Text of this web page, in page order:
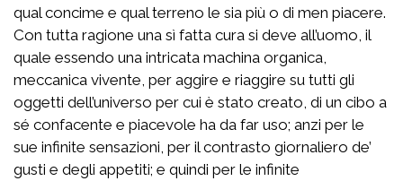
qual concime e qual terreno le sia più o di men piacere.
Con tutta ragione una sì fatta cura si deve all’uomo, il
quale essendo una intricata machina organica,
meccanica vivente, per aggire e riaggire su tutti gli
oggetti dell’universo per cui è stato creato, di un cibo a
sé confacente e piacevole ha da far uso; anzi per le
sue infinite sensazioni, per il contrasto giornaliero de’
gusti e degli appetiti; e quindi per le infinite